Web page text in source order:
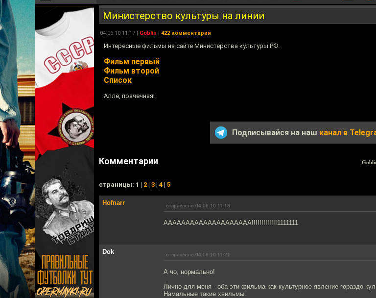
Министерство культуры на линии
04.06.10 11:17 | Goblin | 422 комментария
Интересные фильмы на сайте Министерства культуры РФ.
Фильм первый
Фильм второй
Список
Аллё, прачечная!
Подписывайся на наш канал в
Комментарии
cтраницы: 1 | 2 | 3 | 4 | 5
Hofnarr отправлено 04.06.10 11:18
АААААААААААААААААААА!!!!!!!!!!!!!1111111
Dok отправлено 04.06.10 11:21
А чо, нормально!
Лично для меня - оба эти фильма как культурное явление гораздо
Намальные такие хвильмы.